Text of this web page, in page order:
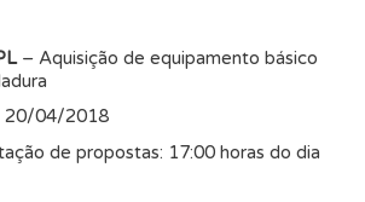
– Aquisição de equipamento básico
20/04/2018
de propostas: 17:00 horas do dia